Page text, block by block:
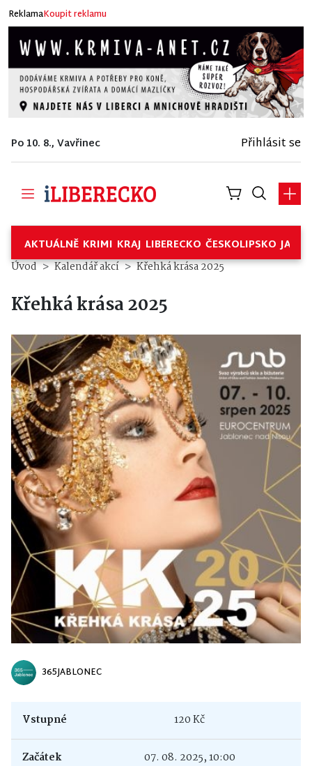
ReklamaKoupit reklamu
Po 10. 8., Vavřinec Přihlásit se
AKTUÁLNĚ KRIMI KRAJ LIBERECKO ČESKOLIPSKO
Úvod Kalendář akcí Křehká krása 2025
Křehká krása 2025
365JABLONEC
Vstupné 120 Kč
Začátek 07. 08. 2025, 10:00